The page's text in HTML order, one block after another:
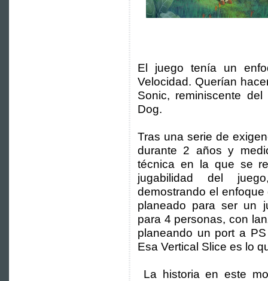
El juego tenía un
Velocidad. Querían
Sonic, reminiscente
Dog.
Tras una serie de
durante 2 años y
técnica en la que se
jugabilidad del
demostrando el
planeado para ser un
para 4 personas, con
planeando un port a
Esa Vertical Slice es lo
La historia en este